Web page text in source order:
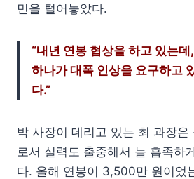
민을 털어놓았다.
“내년 연봉 협상을 하고 있는
하나가 대폭 인상을 요구하고
다.”
박 사장이 데리고 있는 최 과장은
로서 실력도 출중해서 늘 흡족하
다. 올해 연봉이 3,500만 원이었